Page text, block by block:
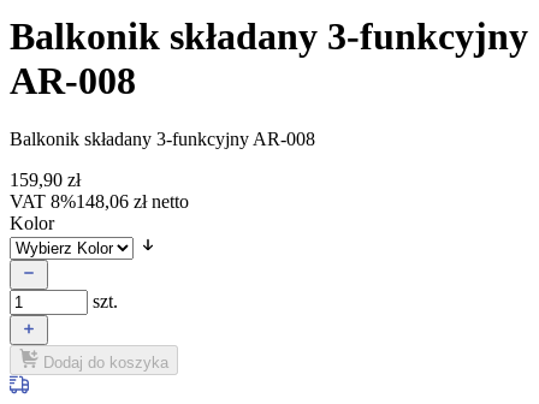
Balkonik składany 3-funkcyjny
AR-008
Balkonik składany 3-funkcyjny AR-008
159,90 zł
VAT 8%148,06 złnetto
Kolor
szt.
Dodaj do koszyka